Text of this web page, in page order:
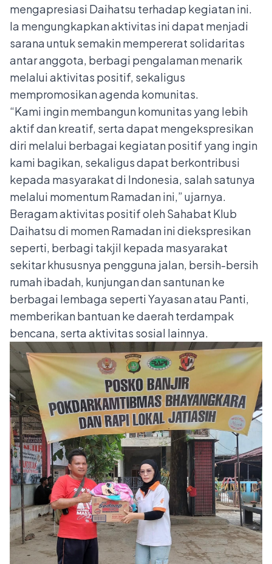
mengapresiasi Daihatsu terhadap kegiatan ini.
Ia mengungkapkan aktivitas ini dapat menjadi
sarana untuk semakin mempererat solidaritas
antar anggota, berbagi pengalaman menarik
melalui aktivitas positif, sekaligus
mempromosikan agenda komunitas.
“Kami ingin membangun komunitas yang lebih
aktif dan kreatif, serta dapat mengekspresikan
diri melalui berbagai kegiatan positif yang ingin
kami bagikan, sekaligus dapat berkontribusi
kepada masyarakat di Indonesia, salah satunya
melalui momentum Ramadan ini,” ujarnya.
Beragam aktivitas positif oleh Sahabat Klub
Daihatsu di momen Ramadan ini diekspresikan
seperti, berbagi takjil kepada masyarakat
sekitar khususnya pengguna jalan, bersih-bersih
rumah ibadah, kunjungan dan santunan ke
berbagai lembaga seperti Yayasan atau Panti,
memberikan bantuan ke daerah terdampak
bencana, serta aktivitas sosial lainnya.